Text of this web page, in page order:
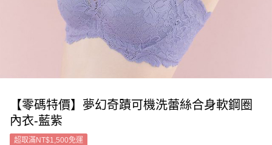
【零碼特價】夢幻奇蹟可機洗蕾絲合身軟鋼圈
內衣-藍紫
超取滿NT$1,500免運